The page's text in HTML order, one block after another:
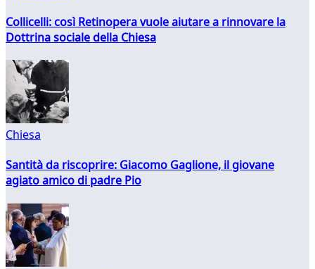
Collicelli: così Retinopera vuole aiutare a rinnovare la
Dottrina sociale della Chiesa
Chiesa
Santità da riscoprire: Giacomo Gaglione, il giovane
agiato amico di padre Pio